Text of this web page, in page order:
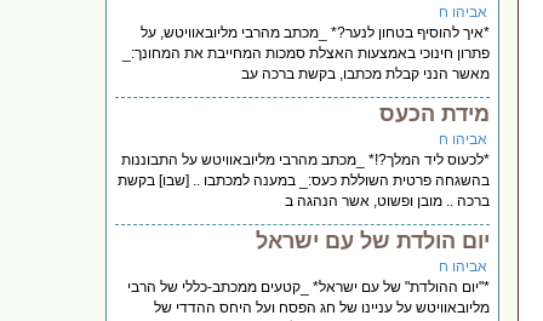
אביהו ח
*איך להוסיף בטחון לנער?* _מכתב מהרבי מליובאוויטש, על
פתרון חינוכי באמצעות האצלת סמכות המחייבת את המחונך:_
מאשר הנני קבלת מכתבו, בקשת ברכה עב
מידת הכעס
אביהו ח
*לכעוס ליד המלך?!* _מכתב מהרבי מליובאוויטש על התבוננות
בהשגחה פרטית השוללת כעס:_ במענה למכתבו .. [שבו] בקשת
ברכה .. מובן ופשוט, אשר הנהגה ב
יום הולדת של עם ישראל
אביהו ח
*"יום ההולדת" של עם ישראל* _קטעים ממכתב-כללי של הרבי
מליובאוויטש על עניינו של חג הפסח ועל היחס ההדדי של